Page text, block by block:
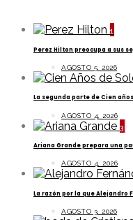
1
Perez Hilton preocupa a sus
AGOSTO 5, 2026
La segunda parte de Cien
AGOSTO 4, 2026
3
Ariana Grande prepara una
AGOSTO 4, 2026
La razón por la que Alejandro
AGOSTO 3, 2026